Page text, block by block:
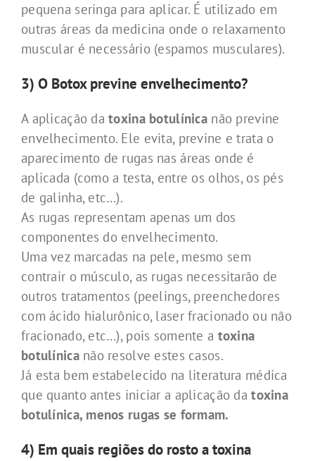
pequena seringa para aplicar. É utilizado em
outras áreas da medicina onde o relaxamento
muscular é necessário (espamos musculares).
3) O Botox previne envelhecimento?
A aplicação datoxina botulínica não previne
envelhecimento. Ele evita, previne e trata o
aparecimento de rugas nas áreas onde é
aplicada (como a testa, entre os olhos, os pés
de galinha, etc…).
As rugas representam apenas um dos
componentes do envelhecimento.
Uma vez marcadas na pele, mesmo sem
contrair o músculo, as rugas necessitarão de
outros tratamentos (peelings, preenchedores
com ácido hialurônico, laser fracionado ou não
fracionado, etc…), pois somente a toxina
botulínicanão resolve estes casos.
Já esta bem estabelecido na literatura médica
que quanto antes iniciar a aplicação datoxina
botulínica, menos rugas se formam.
4) Em quais regiões do rosto a toxina